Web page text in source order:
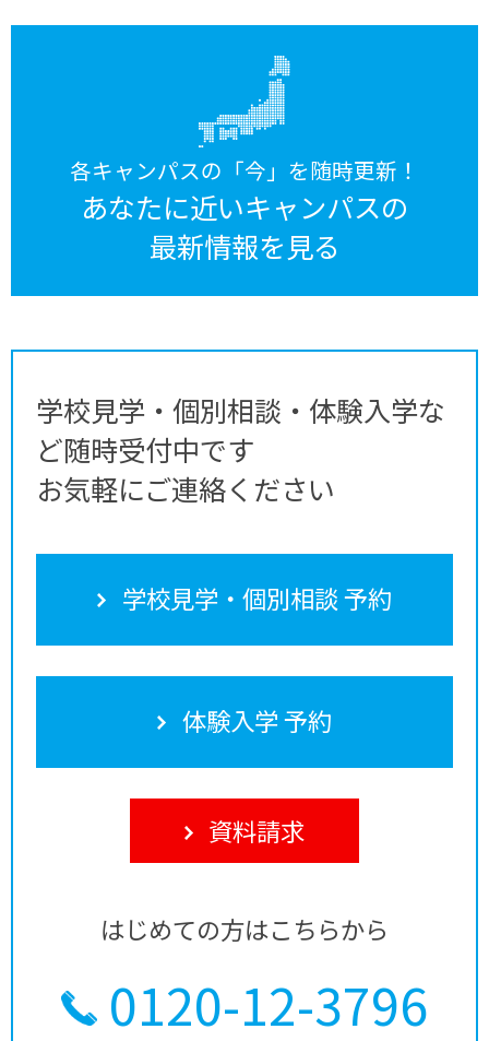
各キャンパスの「今」を随時更新！
あなたに近いキャンパスの
最新情報を見る
学校見学・個別相談・体験入学な
ど随時受付中です
お気軽にご連絡ください
学校見学・個別相談 予約
体験入学 予約
資料請求
はじめての方はこちらから
0120-12-3796